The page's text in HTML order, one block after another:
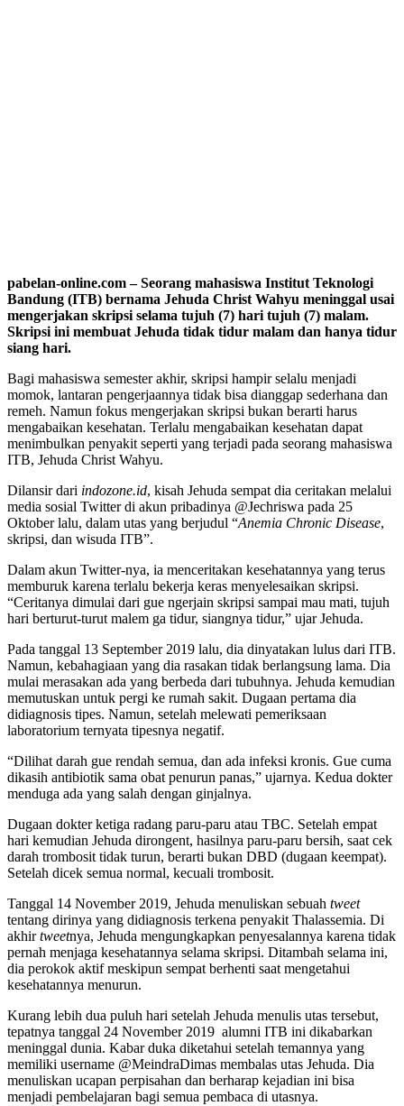
pabelan-online.com – Seorang mahasiswa Institut Teknologi
Bandung (ITB) bernama Jehuda Christ Wahyu meninggal usai
mengerjakan skripsi selama tujuh (7) hari tujuh (7) malam.
Skripsi ini membuat Jehuda tidak tidur malam dan hanya tidur
siang hari.
Bagi mahasiswa semester akhir, skripsi hampir selalu menjadi
momok, lantaran pengerjaannya tidak bisa dianggap sederhana dan
remeh. Namun fokus mengerjakan skripsi bukan berarti harus
mengabaikan kesehatan. Terlalu mengabaikan kesehatan dapat
menimbulkan penyakit seperti yang terjadi pada seorang mahasiswa
ITB, Jehuda Christ Wahyu.
Dilansir dari indozone.id, kisah Jehuda sempat dia ceritakan melalui
media sosial Twitter di akun pribadinya @Jechriswa pada 25
Oktober lalu, dalam utas yang berjudul “Anemia Chronic Disease,
skripsi, dan wisuda ITB”.
Dalam akun Twitter-nya, ia menceritakan kesehatannya yang terus
memburuk karena terlalu bekerja keras menyelesaikan skripsi.
“Ceritanya dimulai dari gue ngerjain skripsi sampai mau mati, tujuh
hari berturut-turut malem ga tidur, siangnya tidur,” ujar Jehuda.
Pada tanggal 13 September 2019 lalu, dia dinyatakan lulus dari ITB.
Namun, kebahagiaan yang dia rasakan tidak berlangsung lama. Dia
mulai merasakan ada yang berbeda dari tubuhnya. Jehuda kemudian
memutuskan untuk pergi ke rumah sakit. Dugaan pertama dia
didiagnosis tipes. Namun, setelah melewati pemeriksaan
laboratorium ternyata tipesnya negatif.
“Dilihat darah gue rendah semua, dan ada infeksi kronis. Gue cuma
dikasih antibiotik sama obat penurun panas,” ujarnya. Kedua dokter
menduga ada yang salah dengan ginjalnya.
Dugaan dokter ketiga radang paru-paru atau TBC. Setelah empat
hari kemudian Jehuda dirongent, hasilnya paru-paru bersih, saat cek
darah trombosit tidak turun, berarti bukan DBD (dugaan keempat).
Setelah dicek semua normal, kecuali trombosit.
Tanggal 14 November 2019, Jehuda menuliskan sebuah tweet
tentang dirinya yang didiagnosis terkena penyakit Thalassemia. Di
akhirtweetnya, Jehuda mengungkapkan penyesalannya karena tidak
pernah menjaga kesehatannya selama skripsi. Ditambah selama ini,
dia perokok aktif meskipun sempat berhenti saat mengetahui
kesehatannya menurun.
Kurang lebih dua puluh hari setelah Jehuda menulis utas tersebut,
tepatnya tanggal 24 November 2019 alumni ITB ini dikabarkan
meninggal dunia. Kabar duka diketahui setelah temannya yang
memiliki username @MeindraDimas membalas utas Jehuda. Dia
menuliskan ucapan perpisahan dan berharap kejadian ini bisa
menjadi pembelajaran bagi semua pembaca di utasnya.